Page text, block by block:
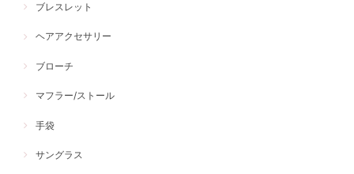
ブレスレット
ヘアアクセサリー
ブローチ
マフラー/ストール
手袋
サングラス